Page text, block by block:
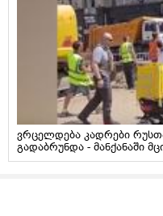
ვრცელდება კადრები
გადაბრუნდა - მანქანაში